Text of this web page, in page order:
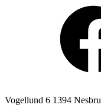
Vogellund 6 1394 Nesbru